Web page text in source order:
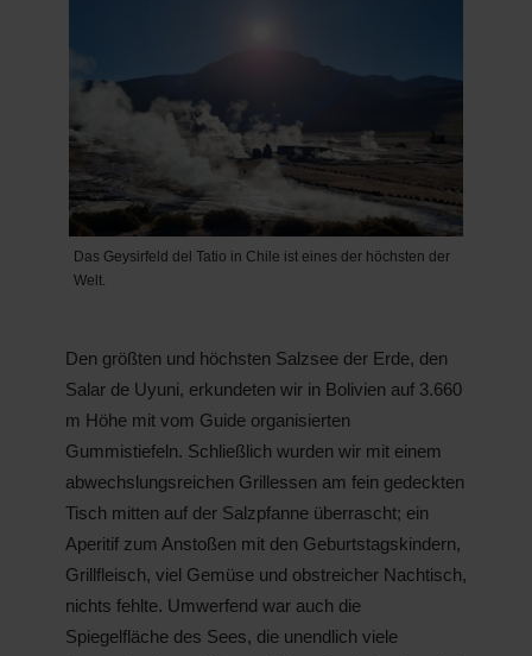
Das Geysirfeld del Tatio in Chile ist eines der höchsten der
Welt.
Den größten und höchsten Salzsee der Erde, den
Salar de Uyuni, erkundeten wir in Bolivien auf 3.660
m Höhe mit vom Guide organisierten
Gummistiefeln. Schließlich wurden wir mit einem
abwechslungsreichen Grillessen am fein gedeckten
Tisch mitten auf der Salzpfanne überrascht; ein
Aperitif zum Anstoßen mit den Geburtstagskindern,
Grillfleisch, viel Gemüse und obstreicher Nachtisch,
nichts fehlte. Umwerfend war auch die
Spiegelfläche des Sees, die unendlich viele